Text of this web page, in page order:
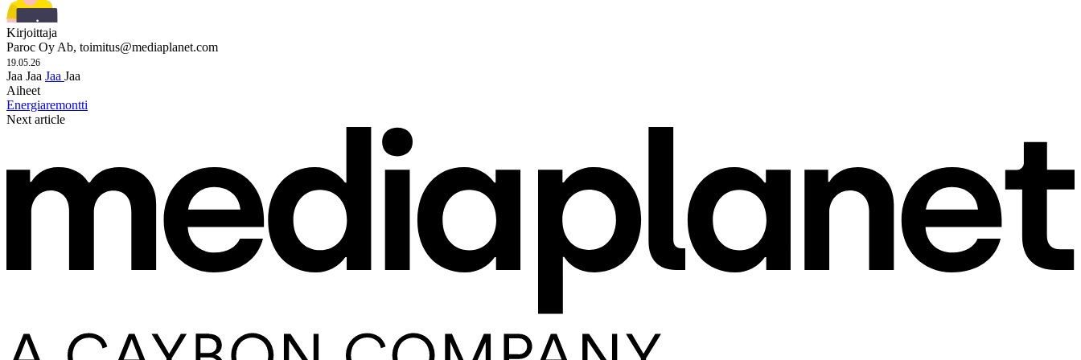
Kirjoittaja
Paroc Oy Ab, toimitus@mediaplanet.com
19.05.26
Jaa Jaa Jaa Jaa
Aiheet
Energiaremontti
Next article